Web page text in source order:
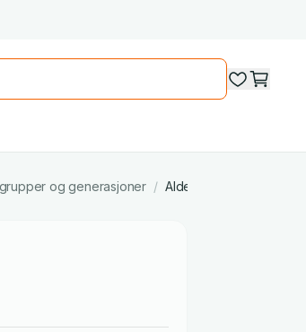
og generasjoner / Aldersgrupper: eldre